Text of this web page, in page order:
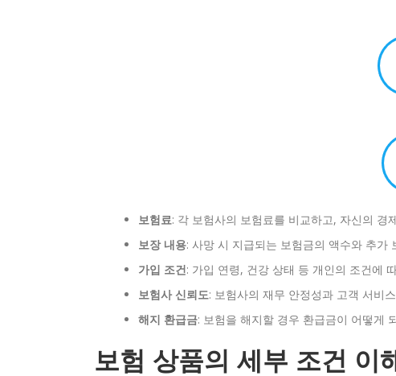
보험료: 각 보험사의 보험료를 비교하고, 자신의 경
보장 내용: 사망 시 지급되는 보험금의 액수와 추가
가입 조건: 가입 연령, 건강 상태 등 개인의 조건에
보험사 신뢰도: 보험사의 재무 안정성과 고객 서비
해지 환급금: 보험을 해지할 경우 환급금이 어떻게
보험 상품의 세부 조건 이